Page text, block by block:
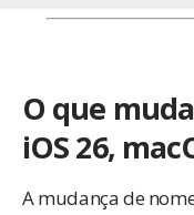
O que
iOS 26,
A mudança de